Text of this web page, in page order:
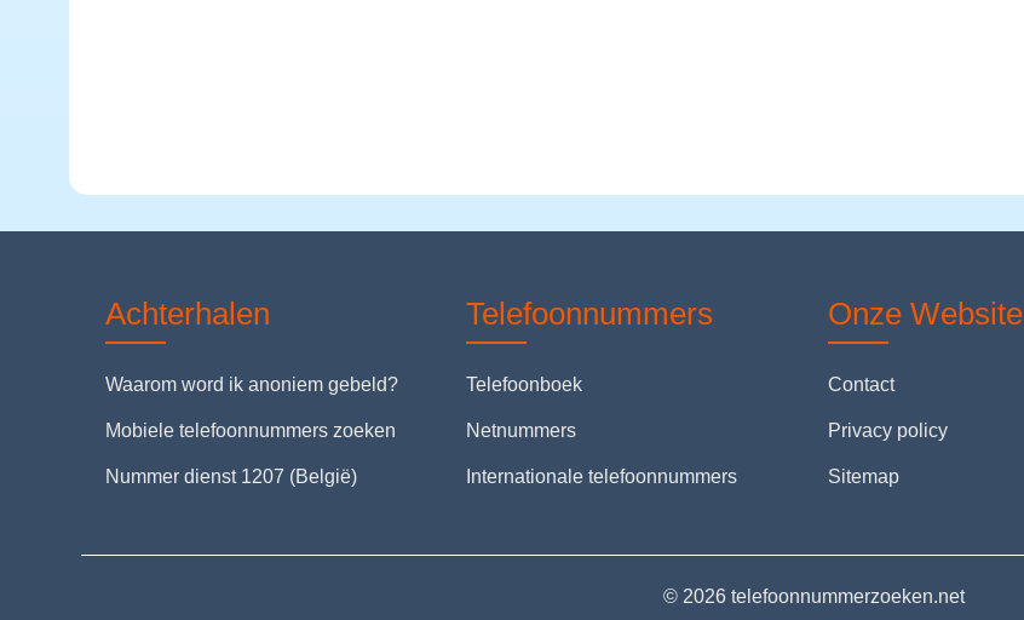
Achterhalen
Waarom word ik anoniem gebeld?
Mobiele telefoonnummers zoeken
Nummer dienst 1207 (België)
Telefoonnummers
Telefoonboek
Netnummers
Internationale telefoonnummers
Onze Website
Contact
Privacy policy
Sitemap
© 2026 telefoonnummerzoeken.net